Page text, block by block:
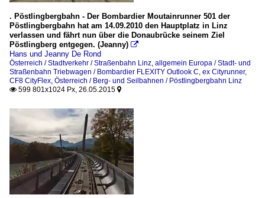
. Pöstlingbergbahn - Der Bombardier Moutainrunner 501 der
Pöstlingbergbahn hat am 14.09.2010 den Hauptplatz in Linz
verlassen und fährt nun über die Donaubrücke seinem Ziel
Pöstlingberg entgegen. (Jeanny) 
Hans und Jeanny De Rond
Österreich / Stadtverkehr / Straßenbahn Linz allgemein Europa / Stadt- und
Straßenbahn Triebwagen / Bombardier FLEXITY Outlook C, ex Cityrunner,
CF8 CityFlex Österreich / Berg- und Seilbahnen / Pöstlingbergbahn Linz
 599 801x1024 Px, 26.05.2015 